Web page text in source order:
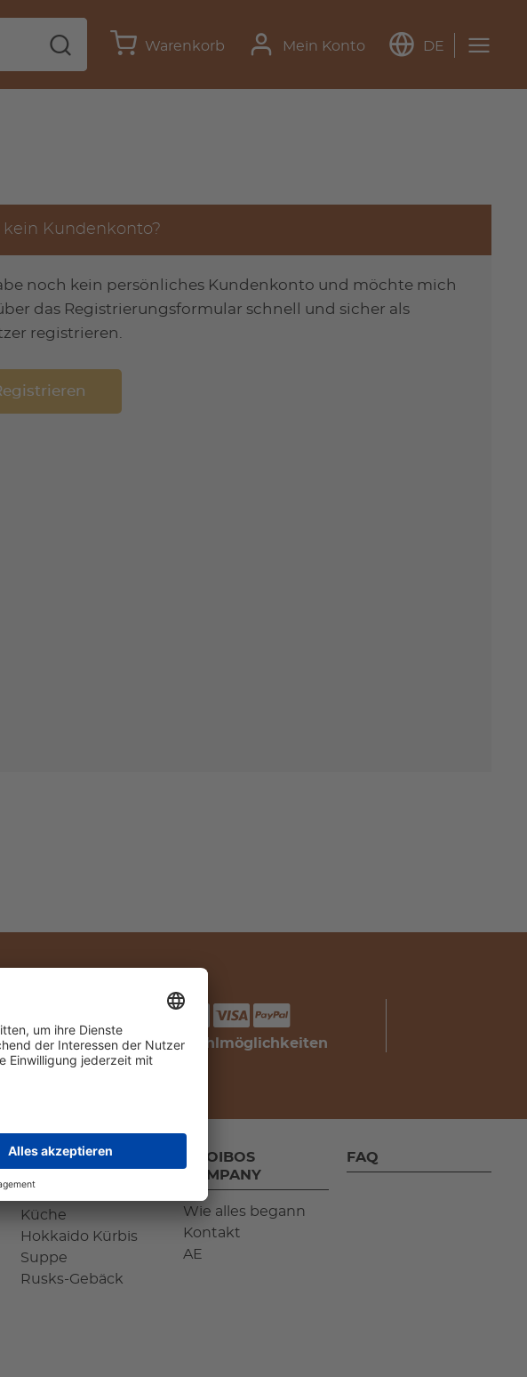
Warenkorb Mein Konto DE
kein Kundenkonto?
noch kein persönliches Kundenkonto und möchte mich
das Registrierungsformular schnell und sicher als
registrieren.
Ihre Bezahlmöglichkeiten
REZEPTE
Küche
Hokkaido Kürbis
Suppe
Rusks-Gebäck
ROOIBOS
COMPANY
Wie alles begann
Kontakt
AE
FAQ